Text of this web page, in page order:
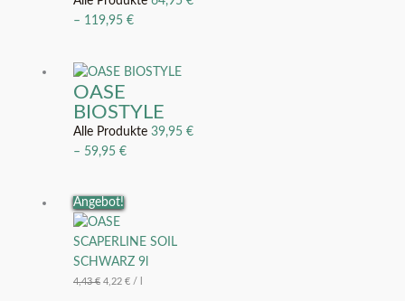
– 119,95€
OASE
BIOSTYLE
Alle Produkte39,95€
– 59,95€
Angebot!
4,43€ 4,22€ /
Ursprünglicher
Preis
war:
39,90 €
Aktueller
Preis
ist:
37,99 €.